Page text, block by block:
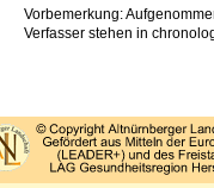
Vorbemerkung:
Verfasser stehen in